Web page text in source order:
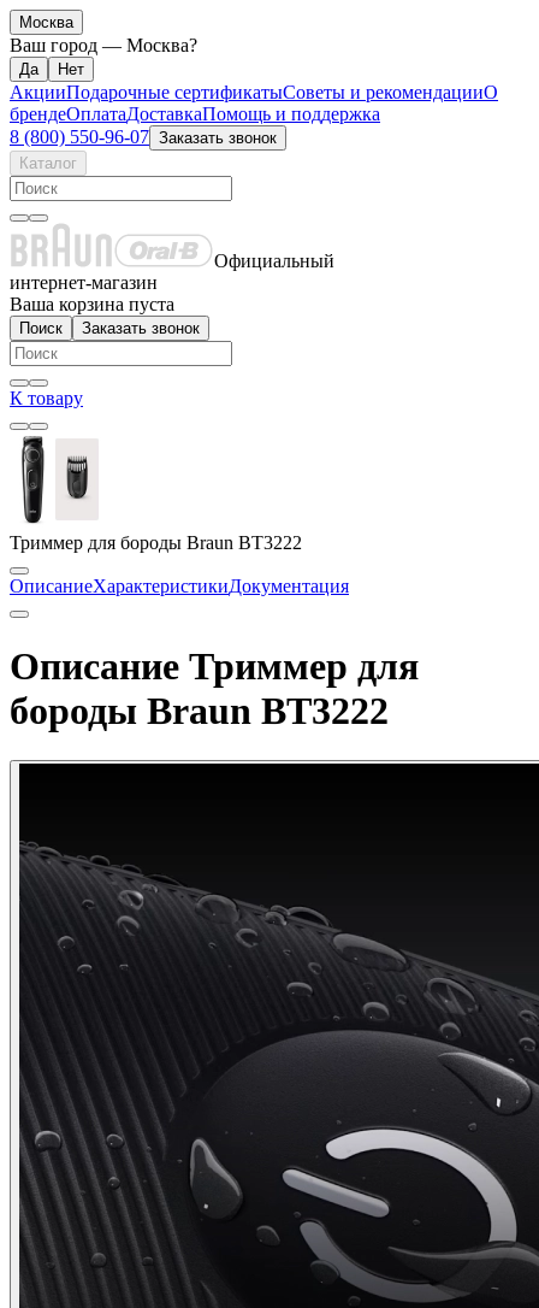
Москва
Ваш город — Москва?
АкцииПодарочные сертификатыСоветы и рекомендацииО
брендеОплатаДоставкаПомощь и поддержка
8 (800) 550-96-07 Заказать звонок
Каталог
Официальный
интернет-магазин
Ваша корзина пуста
Поиск Заказать звонок
К товару
Триммер для бороды Braun BT3222
ОписаниеХарактеристикиДокументация
Описание Триммер для
бороды Braun BT3222